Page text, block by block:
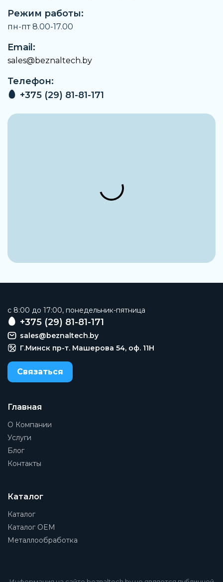
Материал корпуса
Латунь
Тип резьбы
От -0,99 до 12 бар
Присоединение 1
G3/8
Режим работы:
пн-пт 8.00-17.00
Email:
sales@beznaltech.by
Телефон:
+375 (29) 81-81-171
c 8:00 до 17:00, понедельник-пятница
+375 (29) 81-81-171
sales@beznaltech.by
Г.Минск пр-т. Машерова 54, оф. 11H
Связаться
Главная
О Компании
Услуги
Блог
Контакты
Каталог
Каталог
Каталог OEM
Металлообработка